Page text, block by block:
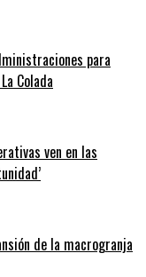
para
Colada
ven en las
de la macrogranja